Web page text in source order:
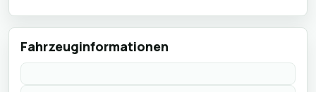
Fahrzeuginformationen